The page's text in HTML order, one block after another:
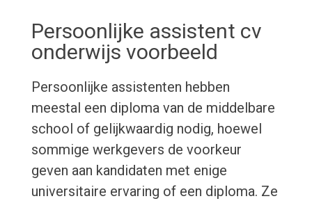
Persoonlijke assistent cv
onderwijs voorbeeld
Persoonlijke assistenten hebben
meestal een diploma van de middelbare
school of gelijkwaardig nodig, hoewel
sommige werkgevers de voorkeur
geven aan kandidaten met enige
universitaire ervaring of een diploma. Ze